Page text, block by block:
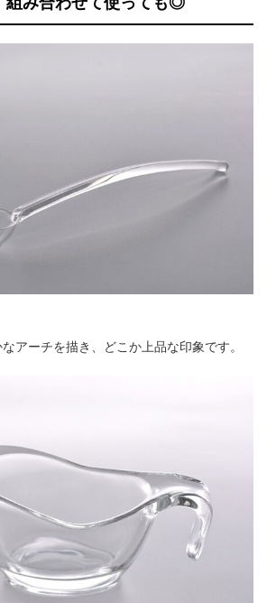
アーチを描き、どこか上品な印象です。